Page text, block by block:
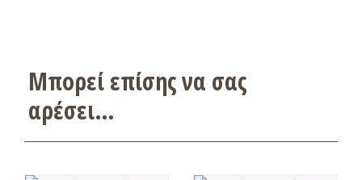
Μπορεί επίσης να σας
αρέσει…